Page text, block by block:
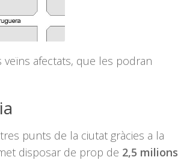
veïns afectats, que les podran
punts de la ciutat gràcies a la
disposar de prop de 2,5 milions